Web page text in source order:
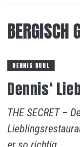
BERGISCH
DENNIS RUHL
Dennis‘
THE SECRET –